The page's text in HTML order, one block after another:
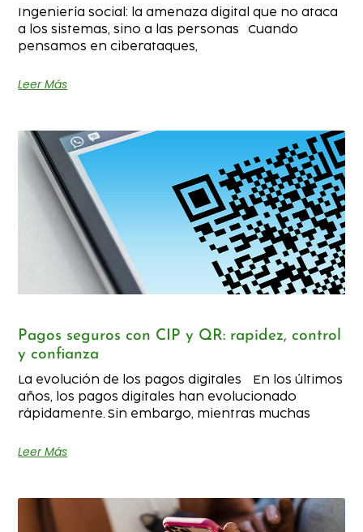
Ingeniería social: la amenaza digital que no ataca
a los sistemas, sino a las personas Cuando
pensamos en ciberataques,
Leer Más
Pagos seguros con CIP y QR: rapidez, control
y confianza
La evolución de los pagos digitales En los últimos
años, los pagos digitales han evolucionado
rápidamente. Sin embargo, mientras muchas
Leer Más